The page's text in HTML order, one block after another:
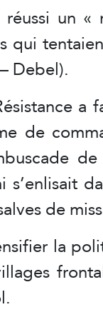
un «
Debel).
a
de
s’enlisait
de
la